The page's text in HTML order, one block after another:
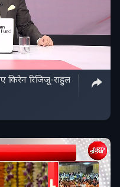
रिजिजू-राहुल